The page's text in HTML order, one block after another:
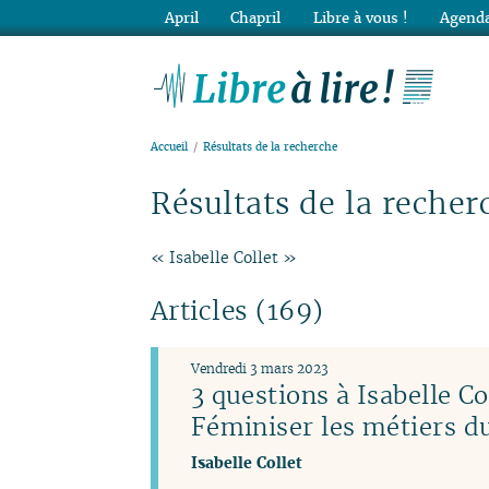
Accueil Résultats de la recherche
Résultats de la
« Isabelle Collet »
Articles (169)
3 questions à Isabelle
Féminiser les métiers
Vendredi 3 mars 2023
Isabelle Collet
April Chapril Libre à vous !